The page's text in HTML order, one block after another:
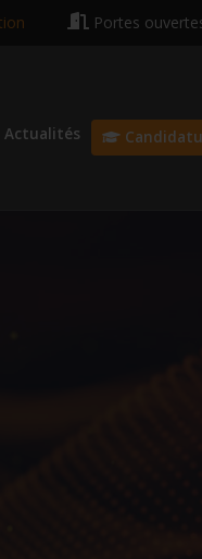
octobre 2026 🎓Portes
Actualités